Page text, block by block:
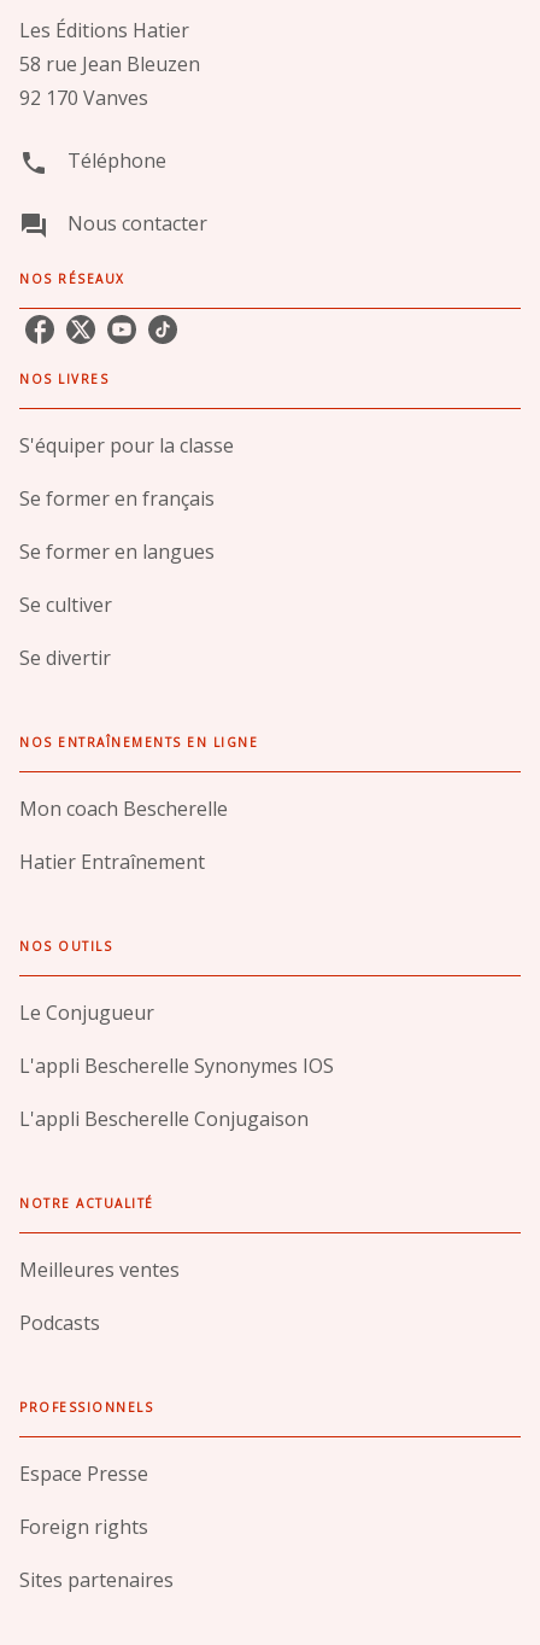
Les Éditions Hatier
58 rue Jean Bleuzen
92 170 Vanves
phone Téléphone
question_answer Nous contacter
NOS RÉSEAUX
NOS LIVRES
S'équiper pour la classe
Se former en français
Se former en langues
Se cultiver
Se divertir
NOS ENTRAÎNEMENTS EN LIGNE
Mon coach Bescherelle
Hatier Entraînement
NOS OUTILS
Le Conjugueur
L'appli Bescherelle Synonymes IOS
L'appli Bescherelle Conjugaison
NOTRE ACTUALITÉ
Meilleures ventes
Podcasts
PROFESSIONNELS
Espace Presse
Foreign rights
Sites partenaires